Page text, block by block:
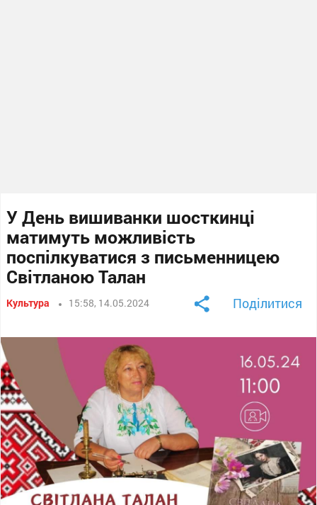
У День вишиванки шосткинці
матимуть можливість
поспілкуватися з письменницею
Світланою Талан
Культура 15:58, 14.05.2024 Поділитися